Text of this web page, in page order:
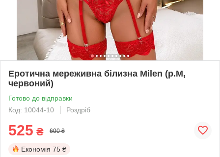
Еротична мереживна білизна Milen (р.М,
червоний)
Готово до відправки
Код: 10044-10
Роздріб
525 ₴ 600 ₴
Економія 75 ₴